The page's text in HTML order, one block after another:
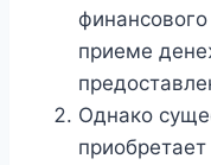
приеме
Однако